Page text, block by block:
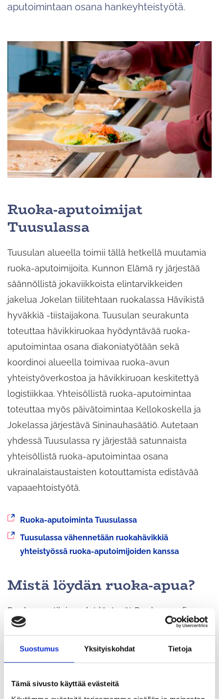
Suostumus Yksityiskohdat Tietoja
Tämä sivusto käyttää evästeitä
aputoimintaan osana hankeyhteistyötä.
Ruoka-aputoimijat
Tuusulassa
Tuusulan alueella toimii tällä hetkellä muutamia
ruoka-aputoimijoita. Kunnon Elämä ry järjestää
säännöllistä jokaviikkoista elintarvikkeiden
jakelua Jokelan tiilitehtaan ruokalassa Hävikistä
hyväkkiä -tiistaijakona. Tuusulan seurakunta
toteuttaa hävikkiruokaa hyödyntävää ruoka-
aputoimintaa osana diakoniatyötään sekä
koordinoi alueella toimivaa ruoka-avun
yhteistyöverkostoa ja hävikkiruoan keskitettyä
logistiikkaa. Yhteisöllistä ruoka-aputoimintaa
toteuttaa myös päivätoimintaa Kellokoskella ja
Jokelassa järjestävä Sininauhasäätiö. Autetaan
yhdessä Tuusulassa ry järjestää satunnaista
yhteisöllistä ruoka-aputoimintaa osana
ukrainalaistaustaisten kotouttamista edistävää
vapaaehtoistyötä.
Siirryt
toiseen
palveluun
Ruoka-aputoiminta Tuusulassa
Siirryt
toiseen
Tuusulassa vähennetään ruokahävikkiä
yhteistyössä ruoka-aputoimijoiden kanssa
Mistä löydän ruoka-apua?
Ruoka-aputilaisuudet löytyvät Ruoka-apu.fi -
sivustolta, joka on ruoka-aputoimijoiden
Kirjoita hakukenttään sen kunnan nimi, jonka